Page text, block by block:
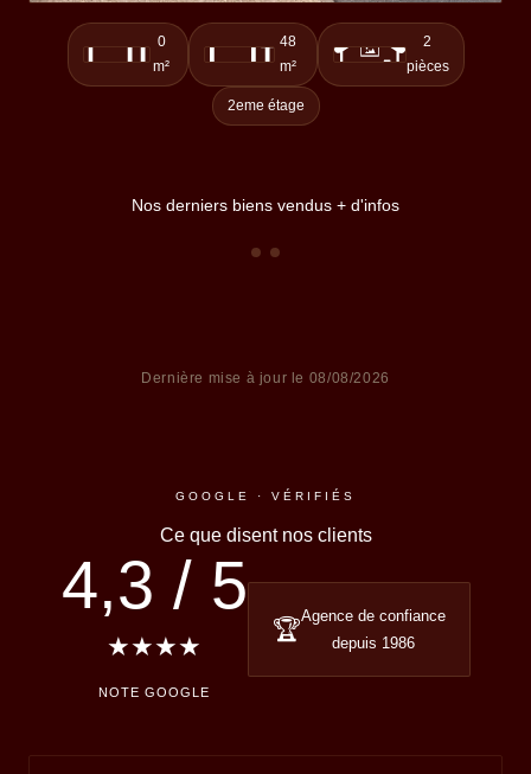
0
m²
48
m²
2
pièces
2eme étage
Nos derniers biens vendus + d'infos
Dernière mise à jour le 08/08/2026
GOOGLE · VÉRIFIÉS
Ce que disent nos clients
4,3 / 5
★★★★
NOTE GOOGLE
🏆Agence de confiance
depuis 1986